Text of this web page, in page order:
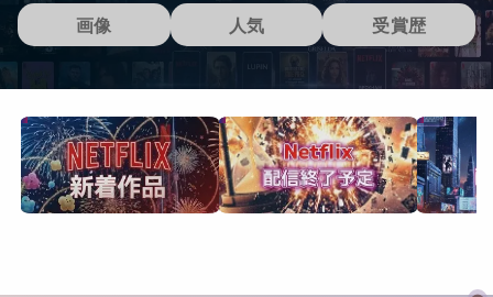
画像 人気 受賞歴